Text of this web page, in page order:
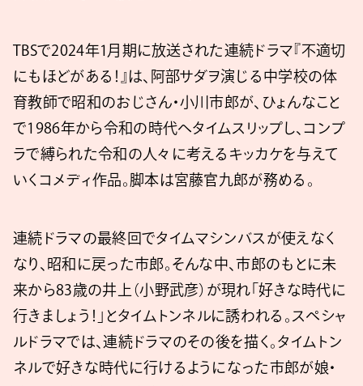
TBSで2024年1月期に放送された連続ドラマ『不適切
にもほどがある！』は、阿部サダヲ演じる中学校の体
育教師で昭和のおじさん・小川市郎が、ひょんなこと
で1986年から令和の時代へタイムスリップし、コンプ
ラで縛られた令和の人々に考えるキッカケを与えて
いくコメディ作品。脚本は宮藤官九郎が務める。
連続ドラマの最終回でタイムマシンバスが使えなく
なり、昭和に戻った市郎。そんな中、市郎のもとに未
来から83歳の井上（小野武彦）が現れ「好きな時代に
行きましょう！」とタイムトンネルに誘われる。スペシャ
ルドラマでは、連続ドラマのその後を描く。タイムトン
ネルで好きな時代に行けるようになった市郎が娘・